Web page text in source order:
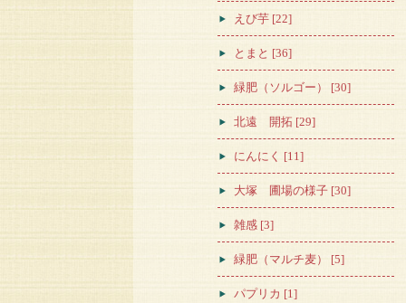
えび芋 [22]
とまと [36]
緑肥（ソルゴー） [30]
北遠 開拓 [29]
にんにく [11]
大塚 圃場の様子 [30]
雑感 [3]
緑肥（マルチ麦） [5]
パプリカ [1]